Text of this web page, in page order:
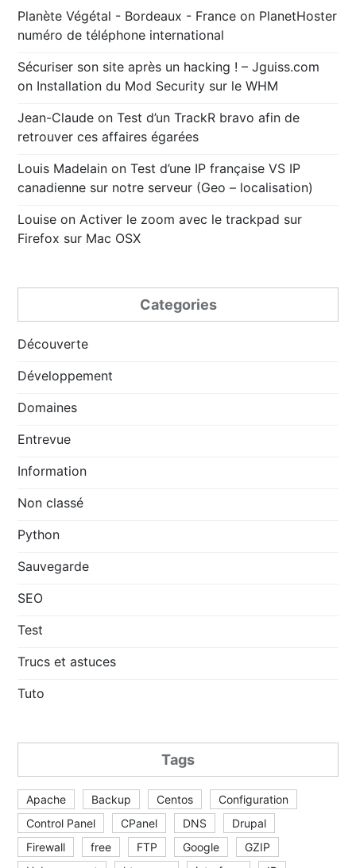
Planète Végétal - Bordeaux - France on PlanetHoster
numéro de téléphone international
Sécuriser son site après un hacking ! – Jguiss.com
on Installation du Mod Security sur le WHM
Jean-Claude onTest d’un TrackR bravo afin de
retrouver ces affaires égarées
Louis Madelain onTest d’une IP française VS IP
canadienne sur notre serveur (Geo – localisation)
Louise onActiver le zoom avec le trackpad sur
Firefox sur Mac OSX
Categories
Découverte
Développement
Domaines
Entrevue
Information
Non classé
Python
Sauvegarde
SEO
Test
Trucs et astuces
Tuto
Tags
Apache Backup Centos
Configuration
Control Panel
CPanel DNS
Drupal
Firewall
free FTP Google
GZIP